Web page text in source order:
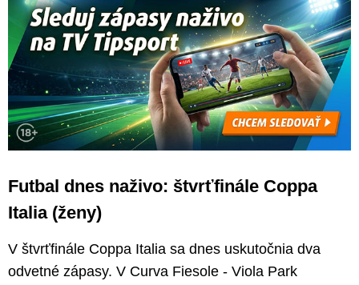
Futbal dnes naživo: štvrťfinále Coppa
Italia (ženy)
V štvrťfinále Coppa Italia sa dnes uskutočnia dva
odvetné zápasy. V Curva Fiesole - Viola Park